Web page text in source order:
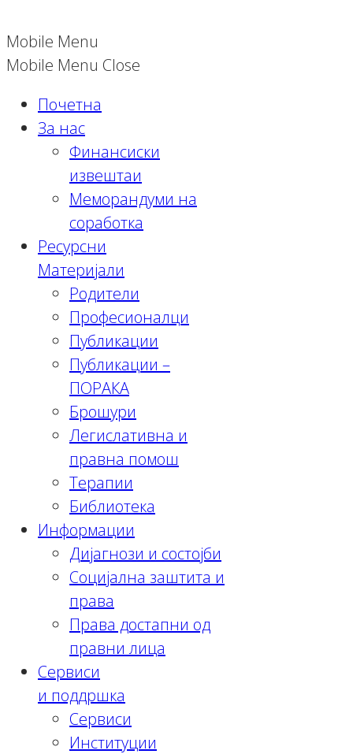
Mobile Menu
Mobile Menu Close
Почетна
За нас
Финансиски
извештаи
Меморандуми на
соработка
Ресурсни
Материјали
Родители
Професионалци
Публикации
Публикации –
ПОРАКА
Брошури
Легислативна и
правна помош
Терапии
Библиотека
Информации
Дијагнози и состојби
Социјална заштита и
права
Права достапни од
правни лица
Сервиси
и поддршка
Сервиси
Институции